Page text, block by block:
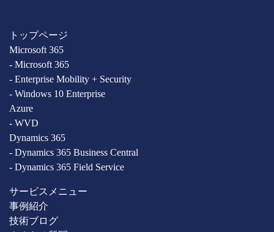
トップページ
Microsoft 365
- Microsoft 365
- Enterprise Mobility + Security
- Windows 10 Enterprise
Azure
- WVD
Dynamics 365
- Dynamics 365 Business Central
- Dynamics 365 Field Service
サービスメニュー
事例紹介
技術ブログ